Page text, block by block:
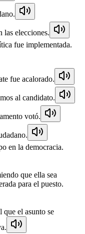
las elecciones.
fue implementada.
fue acalorado.
al candidato.
votó.
en la democracia.
que ella sea
para el puesto.
que el asunto se